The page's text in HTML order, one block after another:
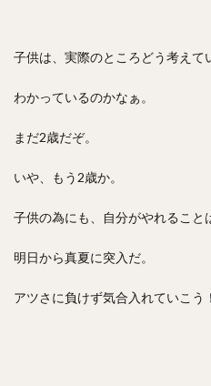
子供は、実際のところどう考えて
わかっているのかなぁ。
まだ2歳だぞ。
いや、もう2歳か。
子供の為にも、自分がやれること
明日から真夏に突入だ。
アツさに負けず気合入れていこう